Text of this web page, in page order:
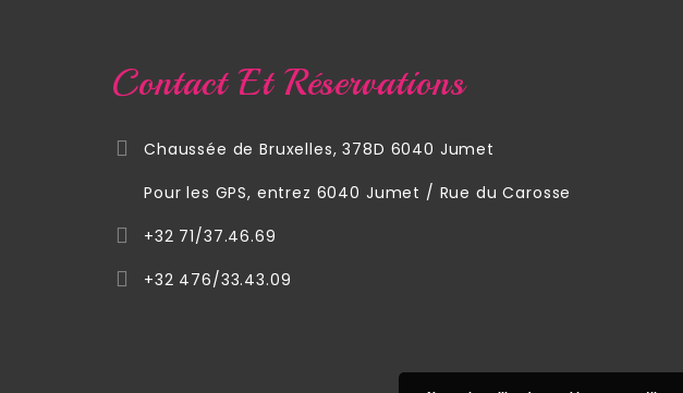
Contact Et Réservations
Chaussée de Bruxelles, 378D 6040 Jumet
Pour les GPS, entrez 6040 Jumet / Rue du Carosse
+32 71/37.46.69
+32 476/33.43.09